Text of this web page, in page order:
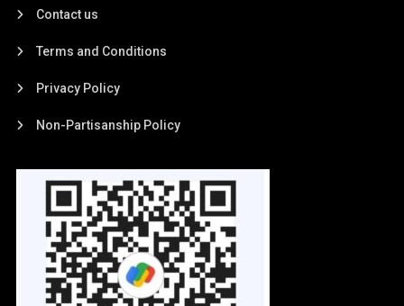
Contact us
Terms and Conditions
Privacy Policy
Non-Partisanship Policy